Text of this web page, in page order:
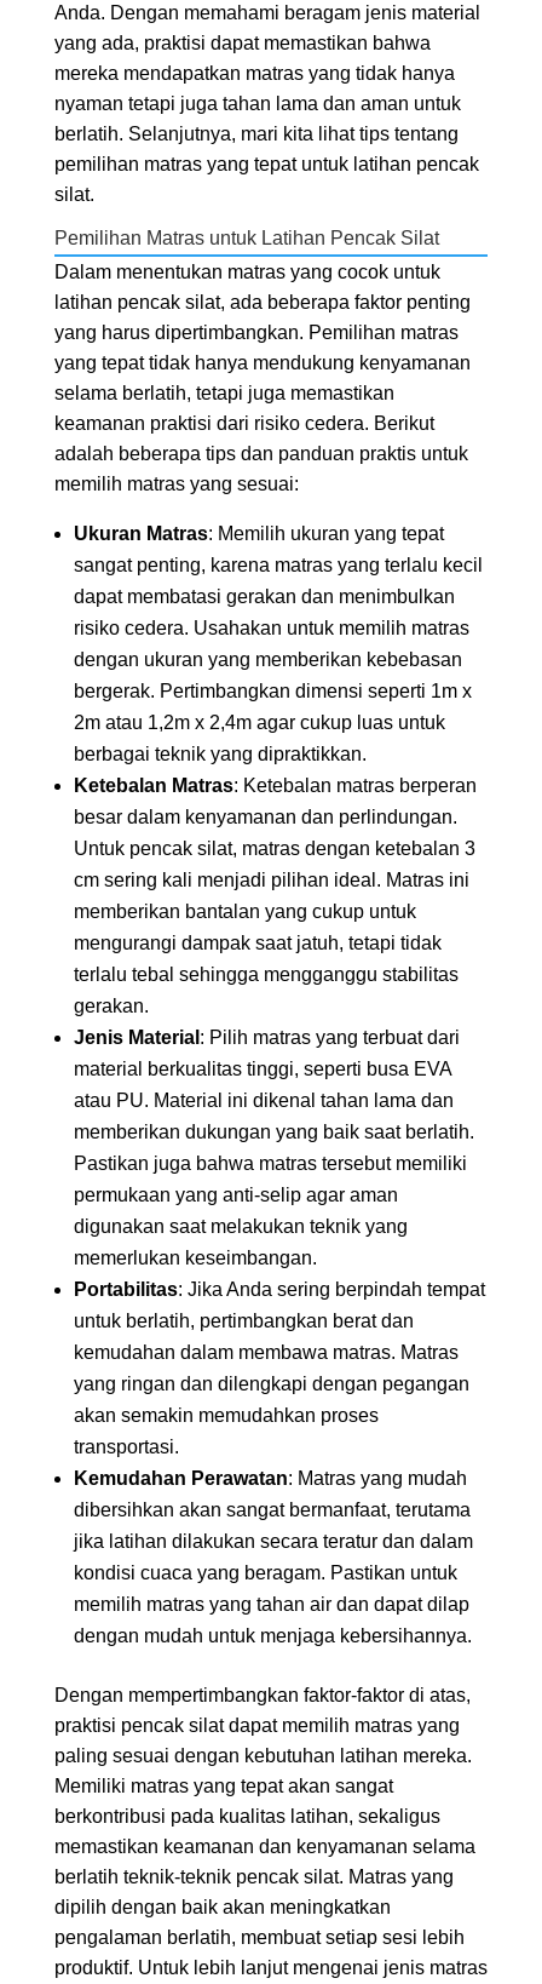
Anda. Dengan memahami beragam jenis material
yang ada, praktisi dapat memastikan bahwa
mereka mendapatkan matras yang tidak hanya
nyaman tetapi juga tahan lama dan aman untuk
berlatih. Selanjutnya, mari kita lihat tips tentang
pemilihan matras yang tepat untuk latihan pencak
silat.
Pemilihan Matras untuk Latihan Pencak Silat
Dalam menentukan matras yang cocok untuk
latihan pencak silat, ada beberapa faktor penting
yang harus dipertimbangkan. Pemilihan matras
yang tepat tidak hanya mendukung kenyamanan
selama berlatih, tetapi juga memastikan
keamanan praktisi dari risiko cedera. Berikut
adalah beberapa tips dan panduan praktis untuk
memilih matras yang sesuai:
Ukuran Matras: Memilih ukuran yang tepat
sangat penting, karena matras yang terlalu kecil
dapat membatasi gerakan dan menimbulkan
risiko cedera. Usahakan untuk memilih matras
dengan ukuran yang memberikan kebebasan
bergerak. Pertimbangkan dimensi seperti 1m x
2m atau 1,2m x 2,4m agar cukup luas untuk
berbagai teknik yang dipraktikkan.
Ketebalan Matras: Ketebalan matras berperan
besar dalam kenyamanan dan perlindungan.
Untuk pencak silat, matras dengan ketebalan 3
cm sering kali menjadi pilihan ideal. Matras ini
memberikan bantalan yang cukup untuk
mengurangi dampak saat jatuh, tetapi tidak
terlalu tebal sehingga mengganggu stabilitas
gerakan.
Jenis Material : Pilih matras yang terbuat dari
material berkualitas tinggi, seperti busa EVA
atau PU. Material ini dikenal tahan lama dan
memberikan dukungan yang baik saat berlatih.
Pastikan juga bahwa matras tersebut memiliki
permukaan yang anti-selip agar aman
digunakan saat melakukan teknik yang
memerlukan keseimbangan.
Portabilitas: Jika Anda sering berpindah tempat
untuk berlatih, pertimbangkan berat dan
kemudahan dalam membawa matras. Matras
yang ringan dan dilengkapi dengan pegangan
akan semakin memudahkan proses
transportasi.
Kemudahan Perawatan: Matras yang mudah
dibersihkan akan sangat bermanfaat, terutama
jika latihan dilakukan secara teratur dan dalam
kondisi cuaca yang beragam. Pastikan untuk
memilih matras yang tahan air dan dapat dilap
dengan mudah untuk menjaga kebersihannya.
Dengan mempertimbangkan faktor-faktor di atas,
praktisi pencak silat dapat memilih matras yang
paling sesuai dengan kebutuhan latihan mereka.
Memiliki matras yang tepat akan sangat
berkontribusi pada kualitas latihan, sekaligus
memastikan keamanan dan kenyamanan selama
berlatih teknik-teknik pencak silat. Matras yang
dipilih dengan baik akan meningkatkan
pengalaman berlatih, membuat setiap sesi lebih
produktif. Untuk lebih lanjut mengenai jenis matras